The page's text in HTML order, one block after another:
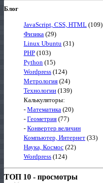
Блог
JavaScript, CSS, HTML (109)
Физика (29)
Linux Ubuntu (31)
PHP (103)
Python (15)
Wordpress (124)
Метрология (24)
Технологии (139)
Калькуляторы:
- Математика (20)
- Геометрия (77)
- Конвертер величин
Компьютер, Интернет (33)
Наука, Космос (22)
Wordpress (124)
ТОП 10 - просмотры